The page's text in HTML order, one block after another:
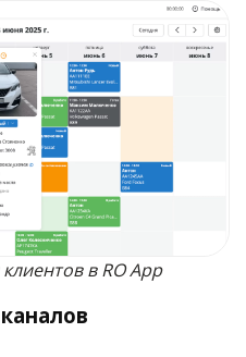
в RO App